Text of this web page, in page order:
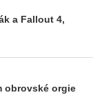
a Fallout 4,
obrovské orgie